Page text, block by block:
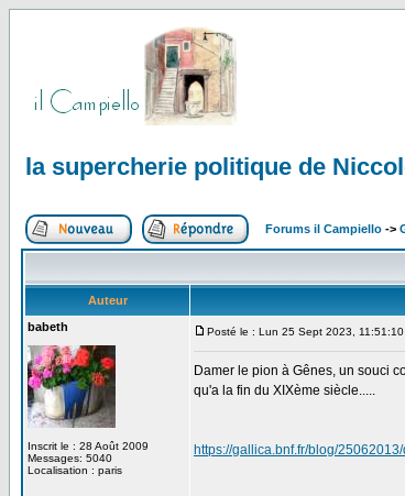
la supercherie politique de
Forums il Campiello ->
Auteur
babeth
Inscrit le : 28 Août 2009
Messages: 5040
Localisation : paris
Posté le : Lun 25 Sept 2023, 11:51:10
Damer le pion à Gênes, un souci
qu'a la fin du XIXème siècle.....
https://gallica.bnf.fr/blog/